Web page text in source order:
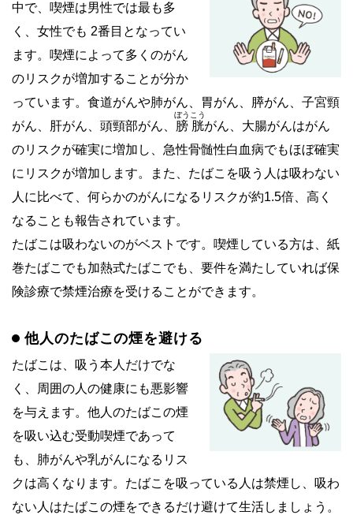
中で、喫煙は男性では最も多
く、女性でも 2番目となってい
ます。喫煙によって多くのがん
のリスクが増加することが分か
っています。食道がんや肺がん、胃がん、膵がん、子宮頸
がん、肝がん、頭頸部がん、 膀胱
ぼうこう
がん、大腸がんはがん
のリスクが確実に増加し、急性骨髄性白血病でもほぼ確実
にリスクが増加します。また、たばこを吸う人は吸わない
人に比べて、何らかのがんになるリスクが約1.5倍、高く
なることも報告されています。
たばこは吸わないのがベストです。喫煙している方は、紙
巻たばこでも加熱式たばこでも、要件を満たしていれば保
険診療で禁煙治療を受けることができます。
他人のたばこの煙を避ける
たばこは、吸う本人だけでな
く、周囲の人の健康にも悪影響
を与えます。他人のたばこの煙
を吸い込む受動喫煙であって
も、肺がんや乳がんになるリス
クは高くなります。たばこを吸っている人は禁煙し、吸わ
ない人はたばこの煙をできるだけ避けて生活しましょう。